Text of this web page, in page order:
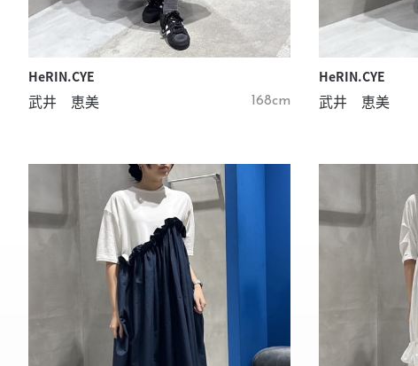
HeRIN.CYE
武井 恵美 168cm
HeRIN.CYE
武井 恵美